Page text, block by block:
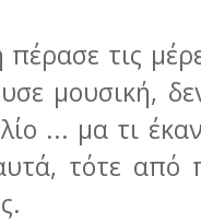
τις
μουσική,
... μα τι
τότε από